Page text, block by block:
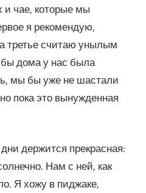
и чае, которые мы
я рекомендую,
третье считаю унылым
дома у нас была
мы бы уже не шастали
пока это вынужденная
держится прекрасная:
Нам с ней, как
Я хожу в пиджаке,